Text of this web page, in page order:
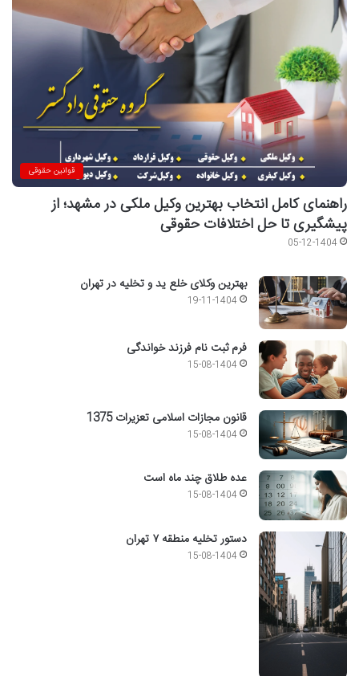
قوانین حقوقی
راهنمای کامل انتخاب بهترین وکیل ملکی در مشهد؛ از
پیشگیری تا حل اختلافات حقوقی
05-12-1404
بهترین وکلای خلع ید و تخلیه در تهران
19-11-1404
فرم ثبت نام فرزند خواندگی
15-08-1404
قانون مجازات اسلامی تعزیرات 1375
15-08-1404
عده طلاق چند ماه است
15-08-1404
دستور تخلیه منطقه ۷ تهران
15-08-1404